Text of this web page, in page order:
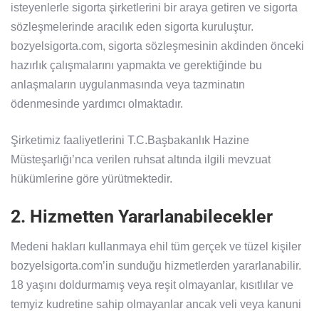
isteyenlerle sigorta şirketlerini bir araya getiren ve sigorta
sözleşmelerinde aracılık eden sigorta kuruluştur.
bozyelsigorta.com, sigorta sözleşmesinin akdinden önceki
hazırlık çalışmalarını yapmakta ve gerektiğinde bu
anlaşmaların uygulanmasında veya tazminatın
ödenmesinde yardımcı olmaktadır.
Şirketimiz faaliyetlerini T.C.Başbakanlık Hazine
Müsteşarlığı’nca verilen ruhsat altında ilgili mevzuat
hükümlerine göre yürütmektedir.
2. Hizmetten Yararlanabilecekler
Medeni hakları kullanmaya ehil tüm gerçek ve tüzel kişiler
bozyelsigorta.com’in sunduğu hizmetlerden yararlanabilir.
18 yaşını doldurmamış veya reşit olmayanlar, kısıtlılar ve
temyiz kudretine sahip olmayanlar ancak veli veya kanuni